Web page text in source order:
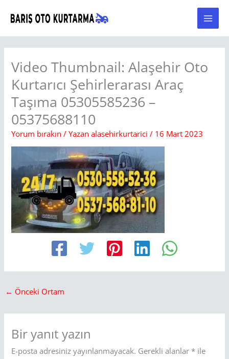
atla
Video Thumbnail: Alaşehir Oto
Kurtarıcı Şehirlerarası Araç
Taşıma 05305585236 –
05375688110
Yorum bırakın / Yazan alasehirkurtarici/ 16 Mart 2023
← Önceki Ortam
Bir yanıt yazın
E-posta adresiniz yayınlanmayacak. Gerekli alanlar * ile